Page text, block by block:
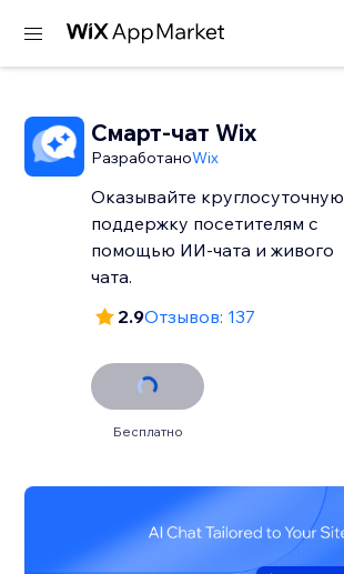
Смарт-чат Wix
РазработаноWix
Оказывайте круглосуточную
поддержку посетителям с
помощью ИИ-чата и живого
чата.
2.9Отзывов: 137
Бесплатно